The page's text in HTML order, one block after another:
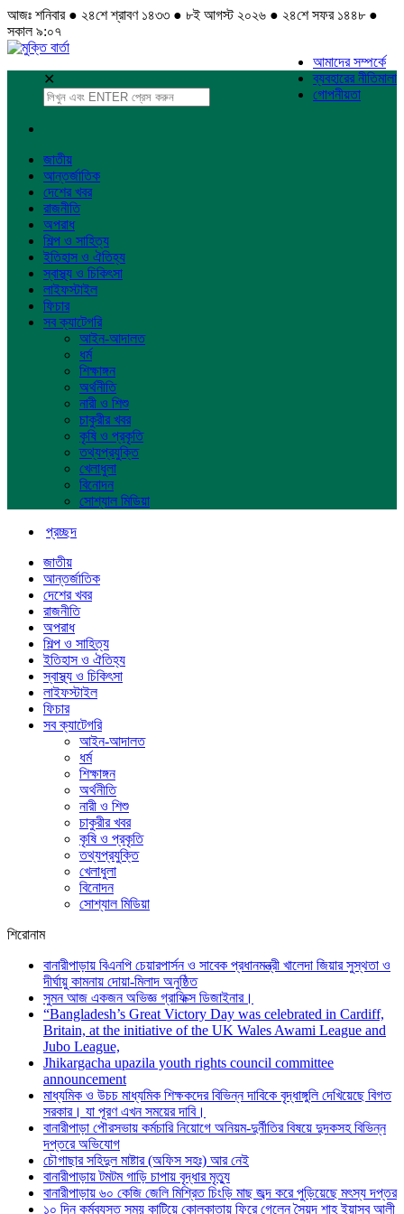
আজঃ শনিবার ● ২৪শে শ্রাবণ ১৪৩৩ ● ৮ই আগস্ট ২০২৬ ● ২৪শে সফর ১৪৪৮ ●
সকাল ৯:০৭
আমাদের সম্পর্কে
ব্যবহারের নীতিমালা
গোপনীয়তা
✕
জাতীয়
আন্তর্জাতিক
দেশের খবর
রাজনীতি
অপরাধ
শিল্প ও সাহিত্য
ইতিহাস ও ঐতিহ্য
স্বাস্থ্য ও চিকিৎসা
লাইফস্টাইল
ফিচার
সব ক্যাটেগরি
আইন-আদালত
ধর্ম
শিক্ষাঙ্গন
অর্থনীতি
নারী ও শিশু
চাকুরীর খবর
কৃষি ও প্রকৃতি
তথ্যপ্রযুক্তি
খেলাধুলা
বিনোদন
সোশ্যাল মিডিয়া
প্রচ্ছদ
জাতীয়
আন্তর্জাতিক
দেশের খবর
রাজনীতি
অপরাধ
শিল্প ও সাহিত্য
ইতিহাস ও ঐতিহ্য
স্বাস্থ্য ও চিকিৎসা
লাইফস্টাইল
ফিচার
সব ক্যাটেগরি
আইন-আদালত
ধর্ম
শিক্ষাঙ্গন
অর্থনীতি
নারী ও শিশু
চাকুরীর খবর
কৃষি ও প্রকৃতি
তথ্যপ্রযুক্তি
খেলাধুলা
বিনোদন
সোশ্যাল মিডিয়া
শিরোনাম
বানারীপাড়ায় বিএনপি চেয়ারপার্সন ও সাবেক প্রধানমন্ত্রী খালেদা জিয়ার সুস্থতা ও
দীর্ঘায়ু কামনায় দোয়া-মিলাদ অনুষ্ঠিত
সুমন আজ একজন অভিজ্ঞ গ্রাফিক্স ডিজাইনার।
“Bangladesh’s Great Victory Day was celebrated in Cardiff,
Britain, at the initiative of the UK Wales Awami League and
Jubo League,
Jhikargacha upazila youth rights council committee
announcement
মাধ্যমিক ও উচচ মাধ্যমিক শিক্ষকদের বিভিন্ন দাবিকে বৃদ্ধাঙ্গুলি দেখিয়েছে বিগত
সরকার। যা পূরণ এখন সময়ের দাবি।
বানারীপাড়া পৌরসভায় কর্মচারি নিয়োগে অনিয়ম-দুর্নীতির বিষয়ে দুদকসহ বিভিন্ন
দপ্তরে অভিযোগ
চৌগাছার সহিদুল মাষ্টার (অফিস সহঃ) আর নেই
বানারীপাড়ায় টমটম গাড়ি চাপায় বৃদ্ধার মৃত্যু
বানারীপাড়ায় ৬০ কেজি জেলি মিশ্রিত চিংড়ি মাছ জব্দ করে পুড়িয়েছে মৎস্য দপ্তর
১০ দিন কর্মব্যস্ত সময় কাটিয়ে কোলকাতায় ফিরে গেলেন সৈয়দ শাহ ইয়াসুব আলী